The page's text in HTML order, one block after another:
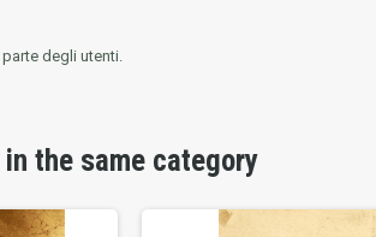
degli utenti.
the same category